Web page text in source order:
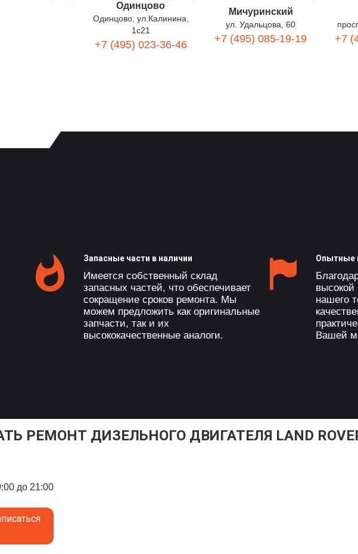
Одинцово
Одинцово, ул.Калинина,
1с21
+7 (495) 023-36-46
Мичуринский
ул. Удальцова, 60
+7 (495) 085-19-19 +7
Запасные части в наличии
Имеется собственный склад
запасных частей, что обеспечивает
сокращение сроков ремонта. Мы
можем предложить как оригинальные
запчасти, так и их
высококачественные аналоги.
Опытные
высокой
нашего
Вашей
РЕМОНТ ДИЗЕЛЬНОГО ДВИГАТЕЛЯ LAND
до 21:00